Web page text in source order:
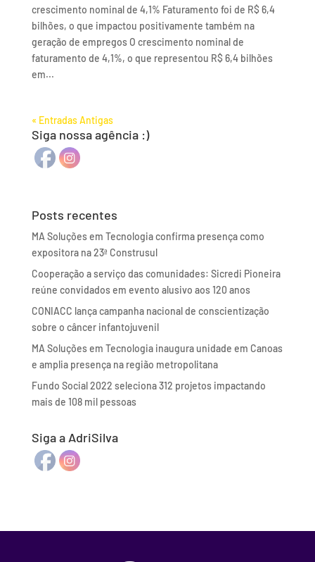
crescimento nominal de 4,1% Faturamento foi de R$ 6,4
bilhões, o que impactou positivamente também na
geração de empregos O crescimento nominal de
faturamento de 4,1%, o que representou R$ 6,4 bilhões
em...
« Entradas Antigas
Siga nossa agência :)
Posts recentes
MA Soluções em Tecnologia confirma presença como
expositora na 23ª Construsul
Cooperação a serviço das comunidades: Sicredi Pioneira
reúne convidados em evento alusivo aos 120 anos
CONIACC lança campanha nacional de conscientização
sobre o câncer infantojuvenil
MA Soluções em Tecnologia inaugura unidade em Canoas
e amplia presença na região metropolitana
Fundo Social 2022 seleciona 312 projetos impactando
mais de 108 mil pessoas
Siga a AdriSilva